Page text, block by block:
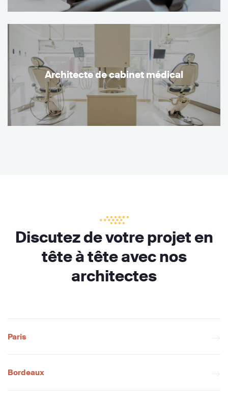
Architecte de cabinet médical
Discutez de votre projet en
tête à tête avec nos
architectes
Paris
Bordeaux